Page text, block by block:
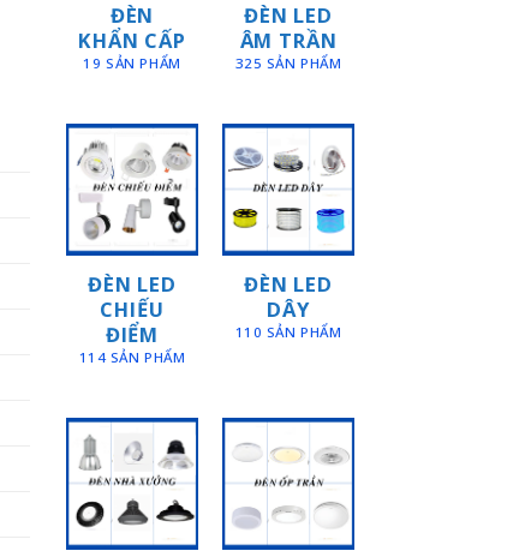
ĐÈN
KHẨN CẤP
19 SẢN PHẨM
ĐÈN LED
ÂM TRẦN
325 SẢN PHẨM
ĐÈN LED
CHIẾU
ĐIỂM
114 SẢN PHẨM
ĐÈN LED
DÂY
110 SẢN PHẨM